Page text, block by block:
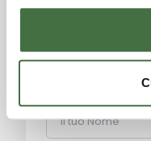
solarium
perfetto per
bellezza della
ulteriore valore
per chi è
l’allevamento di
Il tuo Nome